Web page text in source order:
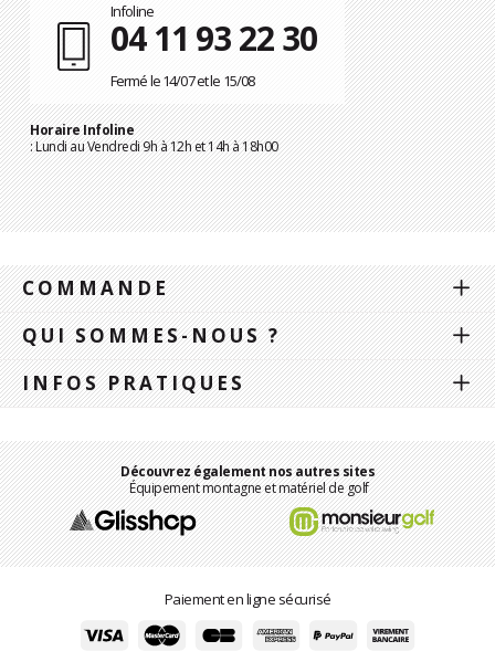
Infoline
04 11 93 22 30
Fermé le 14/07 et le 15/08
Horaire Infoline
: Lundi au Vendredi 9h à 12h et 14h à 18h00
COMMANDE
QUI SOMMES-NOUS ?
INFOS PRATIQUES
Découvrez également nos autres sites
Équipement montagne et matériel de golf
Paiement en ligne sécurisé